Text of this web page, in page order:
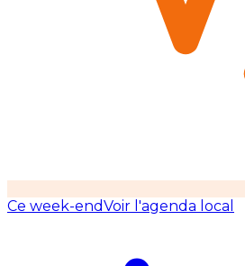
Ce week-endVoir l'agenda local